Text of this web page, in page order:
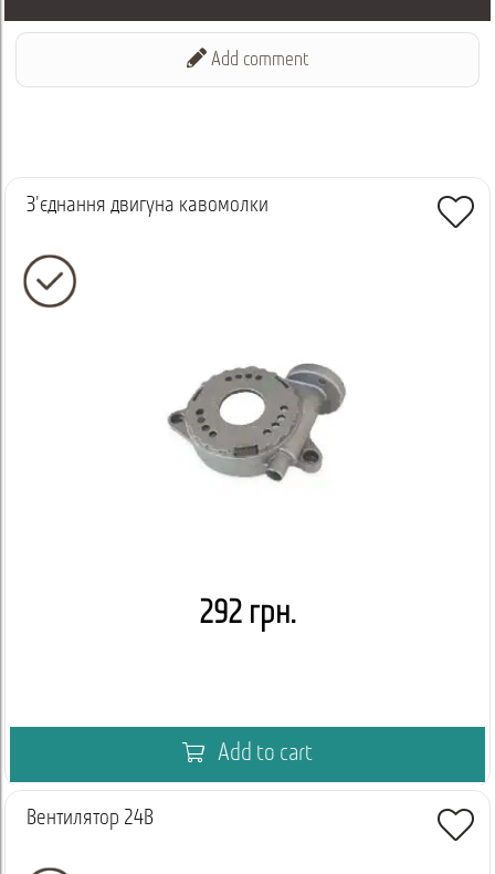
Add comment
З'єднання двигуна кавомолки
292 грн.
Add to cart
Вентилятор 24В